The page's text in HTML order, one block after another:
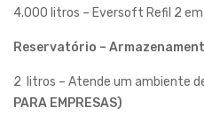
4.000 litros – Eversoft Refil 2 em
Reservatório –
2 litros – Atende um ambiente
PARA EMPRESAS)